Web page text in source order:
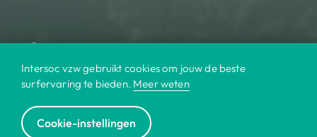
Intersoc vzw gebruikt cookies om jouw de beste
surfervaring te bieden. Meer weten
Cookie-instellingen